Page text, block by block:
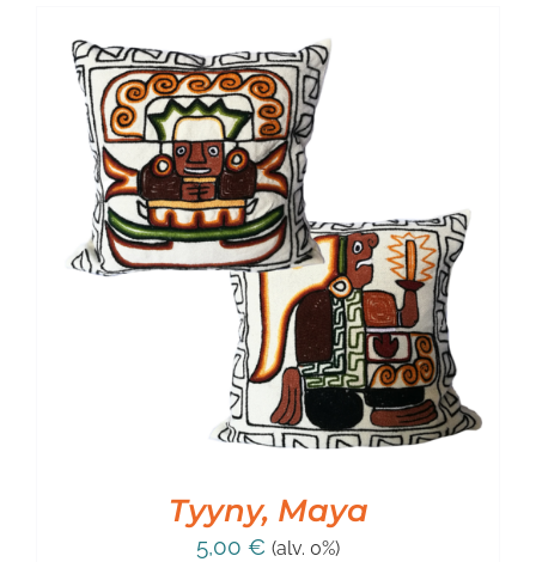
Tyyny, Maya
5,00 € (alv. 0%)